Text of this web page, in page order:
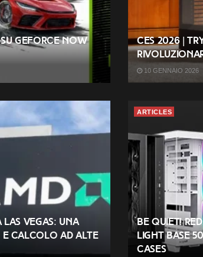
GeForce NOW
CES 2026 |
10 GENNAIO 2026
Las Vegas: una
e calcolo ad alte
ARTICLES
be quiet!
Light Base
cases